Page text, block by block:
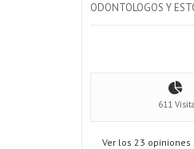
ODONTOLOGOS Y
611
Ver los 23 opiniones